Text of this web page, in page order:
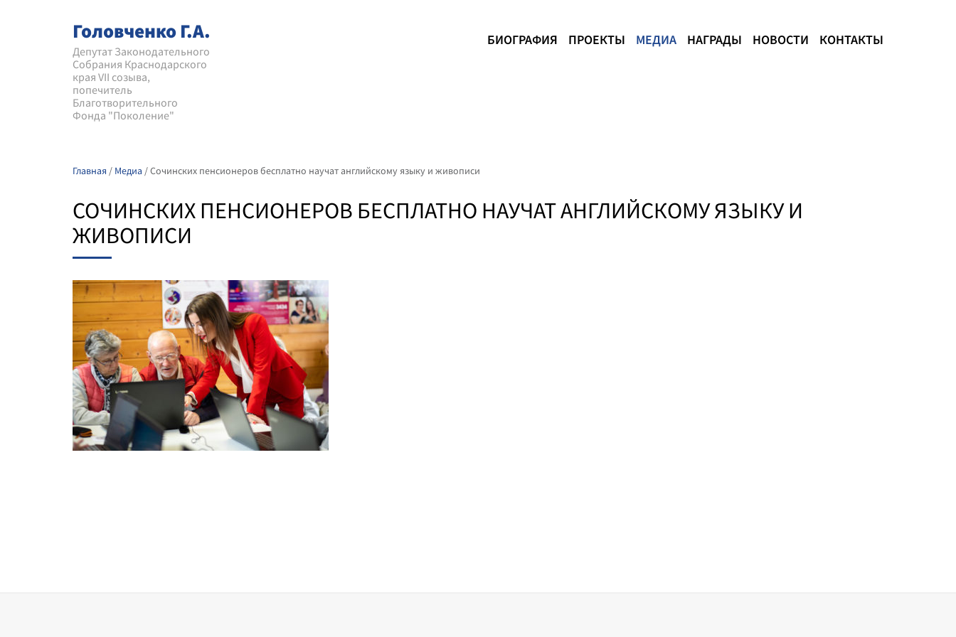
Головченко Г.А.
Депутат Законодательного
Собрания Краснодарского
края VII созыва,
попечитель
Благотворительного
Фонда "Поколение"
БИОГРАФИЯ ПРОЕКТЫ МЕДИА НАГРАДЫ НОВОСТИ КОНТАКТЫ
Главная / Медиа /Сочинских пенсионеров бесплатно научат английскому языку и живописи
СОЧИНСКИХ ПЕНСИОНЕРОВ БЕСПЛАТНО НАУЧАТ АНГЛИЙСКОМУ ЯЗЫКУ И
ЖИВОПИСИ